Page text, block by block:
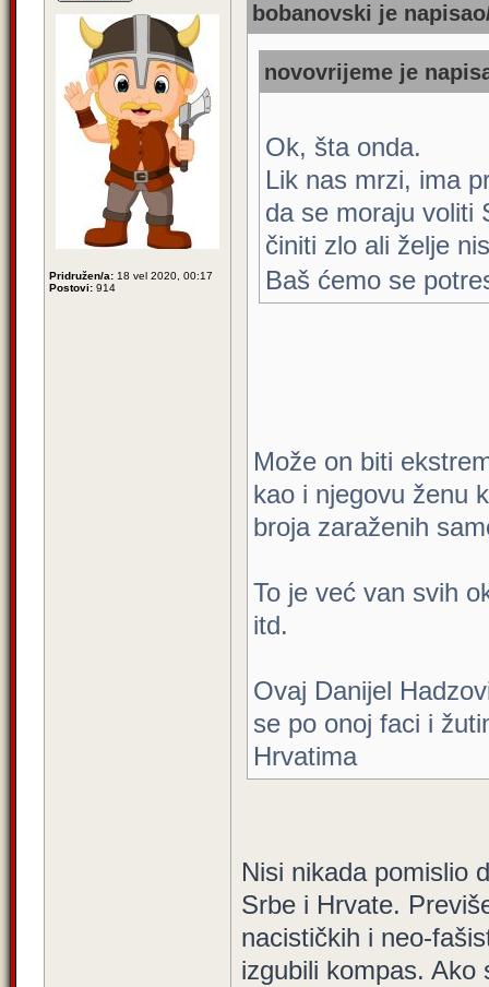
Pridružen/a: 18 vel 2020, 00:17
Postovi: 914
bobanovski je
novovrijeme je
Ok, šta onda.
Lik nas mrzi, ima
da se moraju voliti
činiti zlo ali želje
Baš ćemo se
Može on biti
kao i njegovu ženu
broja zaraženih
To je već van svih
itd.
Ovaj Danijel
se po onoj faci i
Hrvatima
Nisi nikada pomislio
Srbe i Hrvate.
nacističkih i neo-
izgubili kompas. Ako